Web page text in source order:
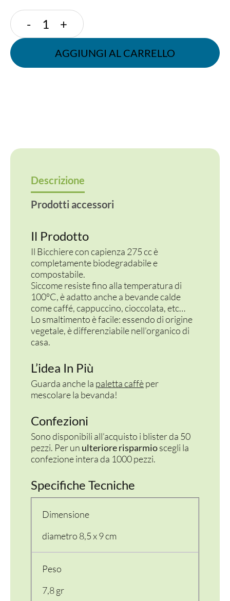
-
BICCHIERE
IN
POLPA
400
quantità
+
AGGIUNGI AL CARRELLO
Descrizione
Prodotti accessori
Il Prodotto
Il Bicchiere con capienza 275 cc è
completamente biodegradabile e
compostabile.
Siccome resiste fino alla temperatura di
100°C, è adatto anche a bevande calde
come caffé, cappuccino, cioccolata, etc…
Lo smaltimento è facile: essendo di origine
vegetale, è differenziabile nell’organico di
casa.
L’idea In Più
Guarda anche la paletta caffèper
mescolare la bevanda!
Confezioni
Sono disponibili all’acquisto i blister da 50
pezzi. Per un ulteriore risparmioscegli la
confezione intera da 1000 pezzi.
Specifiche Tecniche
Dimensione
diametro 8,5 x 9 cm
Peso
7,8 gr